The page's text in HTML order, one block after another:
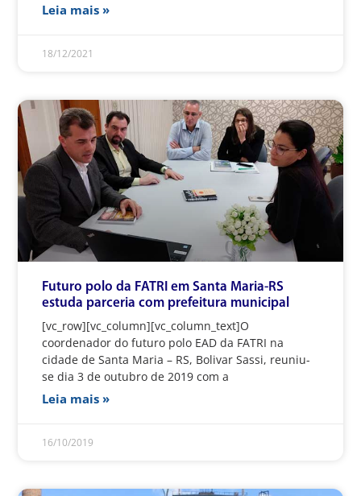
Leia mais »
18/12/2021
Futuro polo da FATRI em Santa Maria-RS
estuda parceria com prefeitura municipal
[vc_row][vc_column][vc_column_text]O
coordenador do futuro polo EAD da FATRI na
cidade de Santa Maria – RS, Bolivar Sassi, reuniu-
se dia 3 de outubro de 2019 com a
Leia mais »
16/10/2019